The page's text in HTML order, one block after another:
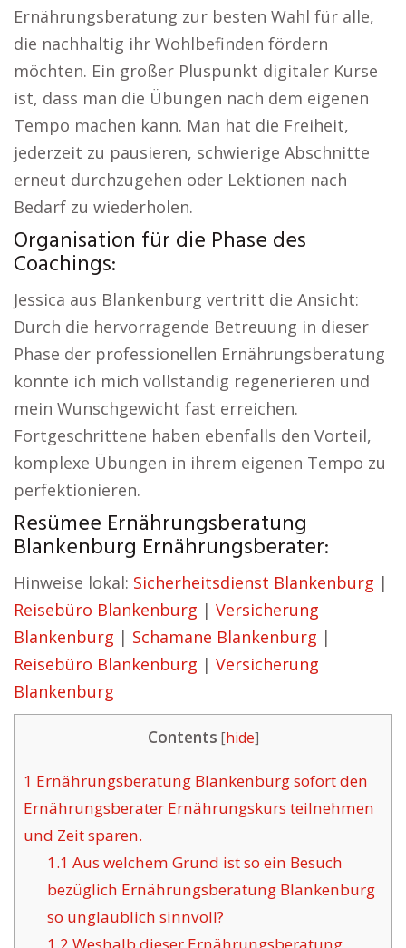
Ernährungsberatung zur besten Wahl für alle,
die nachhaltig ihr Wohlbefinden fördern
möchten. Ein großer Pluspunkt digitaler Kurse
ist, dass man die Übungen nach dem eigenen
Tempo machen kann. Man hat die Freiheit,
jederzeit zu pausieren, schwierige Abschnitte
erneut durchzugehen oder Lektionen nach
Bedarf zu wiederholen.
Organisation für die Phase des
Coachings:
Jessica aus Blankenburg vertritt die Ansicht:
Durch die hervorragende Betreuung in dieser
Phase der professionellen Ernährungsberatung
konnte ich mich vollständig regenerieren und
mein Wunschgewicht fast erreichen.
Fortgeschrittene haben ebenfalls den Vorteil,
komplexe Übungen in ihrem eigenen Tempo zu
perfektionieren.
Resümee Ernährungsberatung
Blankenburg Ernährungsberater:
Hinweise lokal: Sicherheitsdienst Blankenburg |
Reisebüro Blankenburg | Versicherung
Blankenburg | Schamane Blankenburg |
Reisebüro Blankenburg | Versicherung
Blankenburg
Contents [hide]
1 Ernährungsberatung Blankenburg sofort den
Ernährungsberater Ernährungskurs teilnehmen
und Zeit sparen.
1.1 Aus welchem Grund ist so ein Besuch
bezüglich Ernährungsberatung Blankenburg
so unglaublich sinnvoll?